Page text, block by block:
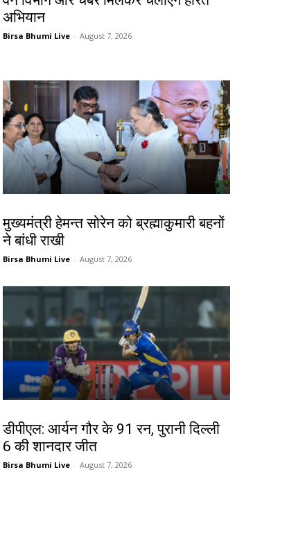
अभियान
Birsa Bhumi Live - August 7, 2026
मुख्यमंत्री हेमन्त सोरेन को ब्रह्माकुमारी बहनों
ने बांधी राखी
Birsa Bhumi Live - August 7, 2026
डीपीएल: आर्यन गौर के 91 रन, पुरानी दिल्ली
6 की शानदार जीत
Birsa Bhumi Live - August 7, 2026